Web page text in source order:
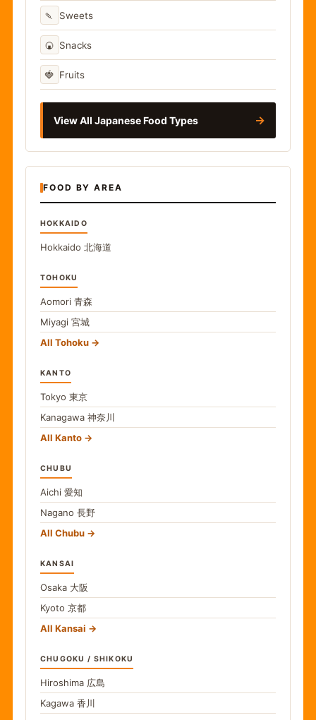
🍡 Sweets
🍘 Snacks
🍓 Fruits
View All Japanese Food Types →
FOOD BY AREA
HOKKAIDO
Hokkaido 北海道
TOHOKU
Aomori 青森
Miyagi 宮城
All Tohoku
KANTO
Tokyo 東京
Kanagawa 神奈川
All Kanto
CHUBU
Aichi 愛知
Nagano 長野
All Chubu
KANSAI
Osaka 大阪
Kyoto 京都
All Kansai
CHUGOKU / SHIKOKU
Hiroshima 広島
Kagawa 香川